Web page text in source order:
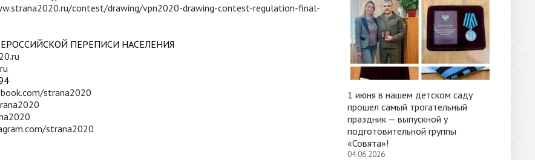
contest/drawing/vpn2020-drawing-contest-regulation-final-
ПЕРЕПИСИ НАСЕЛЕНИЯ
strana2020
strana2020
1 июня в нашем детском саду
прошел самый трогательный
праздник — выпускной у
подготовительной группы
«Совята»!
04.06.2026